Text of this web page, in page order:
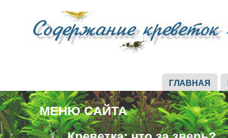
ГЛАВНАЯ
МЕНЮ САЙТА